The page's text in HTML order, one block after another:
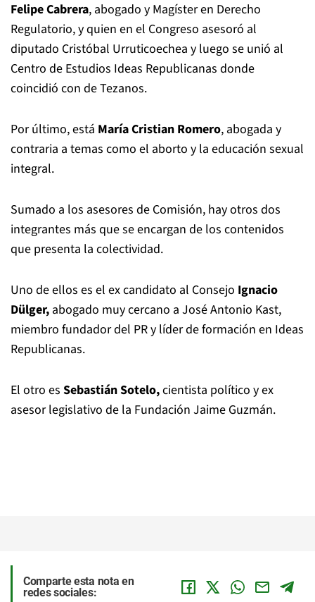
Felipe Cabrera, abogado y Magíster en Derecho
Regulatorio, y quien en el Congreso asesoró al
diputado Cristóbal Urruticoechea y luego se unió al
Centro de Estudios Ideas Republicanas donde
coincidió con de Tezanos.
Por último, está María Cristian Romero, abogada y
contraria a temas como el aborto y la educación sexual
integral.
Sumado a los asesores de Comisión, hay otros dos
integrantes más que se encargan de los contenidos
que presenta la colectividad.
Uno de ellos es el ex candidato al Consejo Ignacio
Dülger, abogado muy cercano a José Antonio Kast,
miembro fundador del PR y líder de formación en Ideas
Republicanas.
El otro es Sebastián Sotelo,cientista político y ex
asesor legislativo de la Fundación Jaime Guzmán.
Comparte esta nota en
redes sociales: